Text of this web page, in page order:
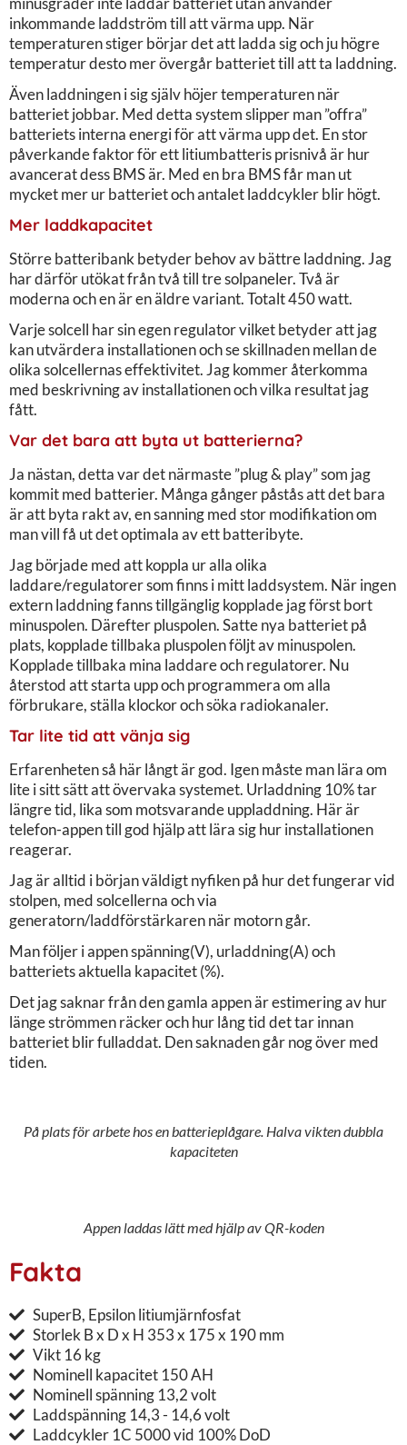
inkommande laddström till att värma upp. När
temperaturen stiger börjar det att ladda sig och ju högre
temperatur desto mer övergår batteriet till att ta laddning.
Även laddningen i sig själv höjer temperaturen när
batteriet jobbar. Med detta system slipper man ”offra”
batteriets interna energi för att värma upp det. En stor
påverkande faktor för ett litiumbatteris prisnivå är hur
avancerat dess BMS är. Med en bra BMS får man ut
mycket mer ur batteriet och antalet laddcykler blir högt.
Mer laddkapacitet
Större batteribank betyder behov av bättre laddning. Jag
har därför utökat från två till tre solpaneler. Två är
moderna och en är en äldre variant. Totalt 450 watt.
Varje solcell har sin egen regulator vilket betyder att jag
kan utvärdera installationen och se skillnaden mellan de
olika solcellernas effektivitet. Jag kommer återkomma
med beskrivning av installationen och vilka resultat jag
fått.
Var det bara att byta ut batterierna?
Ja nästan, detta var det närmaste ”plug & play” som jag
kommit med batterier. Många gånger påstås att det bara
är att byta rakt av, en sanning med stor modifikation om
man vill få ut det optimala av ett batteribyte.
Jag började med att koppla ur alla olika
laddare/regulatorer som finns i mitt laddsystem. När ingen
extern laddning fanns tillgänglig kopplade jag först bort
minuspolen. Därefter pluspolen. Satte nya batteriet på
plats, kopplade tillbaka pluspolen följt av minuspolen.
Kopplade tillbaka mina laddare och regulatorer. Nu
återstod att starta upp och programmera om alla
förbrukare, ställa klockor och söka radiokanaler.
Tar lite tid att vänja sig
Erfarenheten så här långt är god. Igen måste man lära om
lite i sitt sätt att övervaka systemet. Urladdning 10% tar
längre tid, lika som motsvarande uppladdning. Här är
telefon-appen till god hjälp att lära sig hur installationen
reagerar.
Jag är alltid i början väldigt nyfiken på hur det fungerar vid
stolpen, med solcellerna och via
generatorn/laddförstärkaren när motorn går.
Man följer i appen spänning(V), urladdning(A) och
batteriets aktuella kapacitet (%).
Det jag saknar från den gamla appen är estimering av hur
länge strömmen räcker och hur lång tid det tar innan
batteriet blir fulladdat. Den saknaden går nog över med
tiden.
På plats för arbete hos en batterieplågare. Halva vikten dubbla
kapaciteten
Appen laddas lätt med hjälp av QR-koden
Fakta
SuperB, Epsilon litiumjärnfosfat
Storlek B x D x H 353 x 175 x 190 mm
Vikt 16 kg
Nominell kapacitet 150 AH
Nominell spänning 13,2 volt
Laddspänning 14,3 - 14,6 volt
Laddcykler 1C 5000 vid 100% DoD